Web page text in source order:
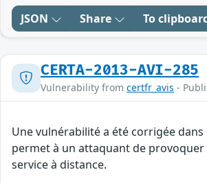
JSON Share To
CERTA-2013-AVI-285
Vulnerability from certfr_avis -
Une vulnérabilité a été corrigée dans
permet à un attaquant de provoquer
service à distance.